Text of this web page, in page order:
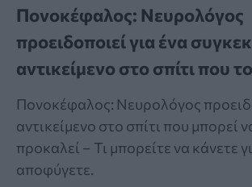
Πονοκέφαλος: Νευρολόγος
προειδοποιεί για ένα
αντικείμενο στο σπίτι που
Πονοκέφαλος: Νευρολόγος
αντικείμενο στο σπίτι που μπορεί
προκαλεί – Τι μπορείτε να κάνετε
αποφύγετε.